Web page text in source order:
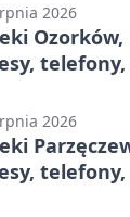
2026
2026